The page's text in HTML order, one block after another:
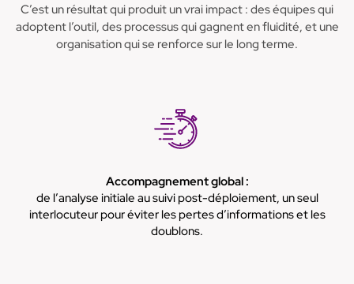
C’est un résultat qui produit un vrai impact : des équipes qui
adoptent l’outil, des processus qui gagnent en fluidité, et une
organisation qui se renforce sur le long terme.
Accompagnement global :
de l’analyse initiale au suivi post-déploiement, un seul
interlocuteur pour éviter les pertes d’informations et les
doublons.